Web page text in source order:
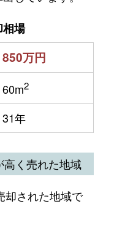
場
850万円
60m2
31年
く売れた地域
却された地域で